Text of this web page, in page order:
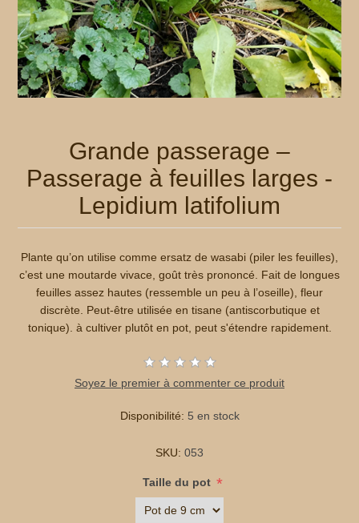
Grande passerage –
Passerage à feuilles larges -
Lepidium latifolium
Plante qu’on utilise comme ersatz de wasabi (piler les feuilles),
c’est une moutarde vivace, goût très prononcé. Fait de longues
feuilles assez hautes (ressemble un peu à l’oseille), fleur
discrète. Peut-être utilisée en tisane (antiscorbutique et
tonique). à cultiver plutôt en pot, peut s'étendre rapidement.
Soyez le premier à commenter ce produit
Disponibilité: 5 en stock
SKU: 053
Taille du pot *